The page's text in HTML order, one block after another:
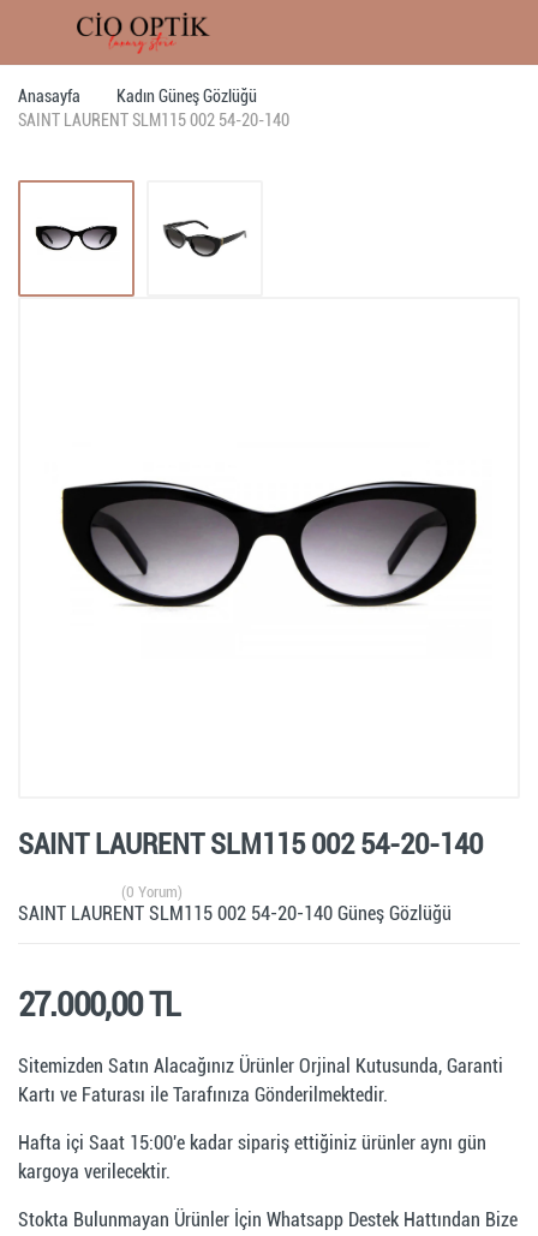
Anasayfa
Kadın Güneş Gözlüğü
SAINT LAURENT SLM115 002 54-20-140
SAINT LAURENT SLM115 002 54-20-140
(0 Yorum)
SAINT LAURENT SLM115 002 54-20-140 Güneş Gözlüğü
27.000,00 TL
Sitemizden Satın Alacağınız Ürünler Orjinal Kutusunda, Garanti
Kartı ve Faturası ile Tarafınıza Gönderilmektedir.
Hafta içi Saat 15:00'e kadar sipariş ettiğiniz ürünler aynı gün
kargoya verilecektir.
Stokta Bulunmayan Ürünler İçin Whatsapp Destek Hattından Bize